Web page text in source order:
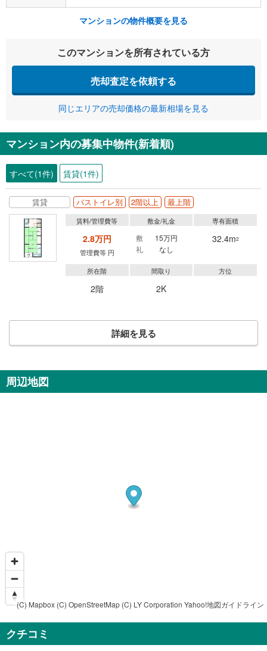
マンションの物件概要を見る
このマンションを所有されている方
売却査定を依頼する
同じエリアの売却価格の最新相場を見る
マンション内の募集中物件(新着順)
すべて(1件) 賃貸(1件)
賃貸 バストイレ別 2階以上 最上階
賃料/管理費等
2.8万円
管理費等 円
敷金/礼金
敷
15万円
礼
なし
専有面積
32.4m2
所在階
2階
間取り
2K
方位
詳細を見る
周辺地図
(C) Mapbox (C) OpenStreetMap (C) LY Corporation Yahoo!地図ガイドライン
クチコミ